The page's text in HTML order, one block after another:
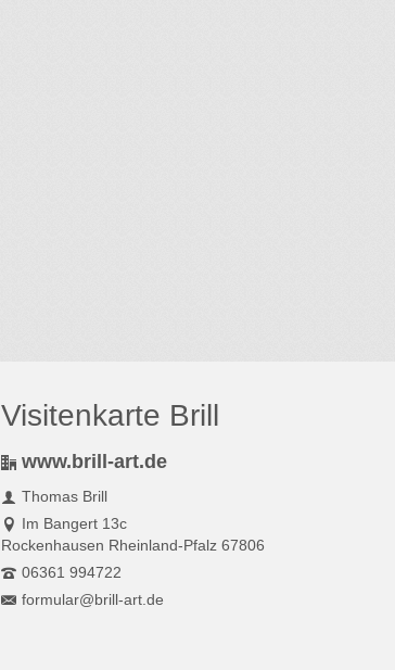
Visitenkarte Brill
www.brill-art.de
Thomas Brill
Im Bangert 13c
Rockenhausen Rheinland-Pfalz 67806
06361 994722
formular@brill-art.de